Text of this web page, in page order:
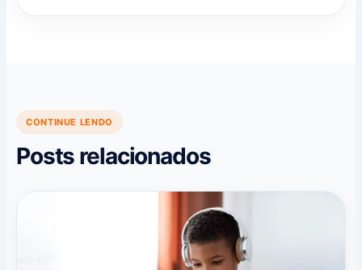
CONTINUE LENDO
Posts relacionados